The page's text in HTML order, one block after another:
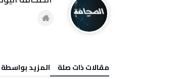
‫مقالات ذات صلة‬ ‫‫المزيد بواسطة‬ ‬ ‭ ‬الصحافة‭ ‬اليوم